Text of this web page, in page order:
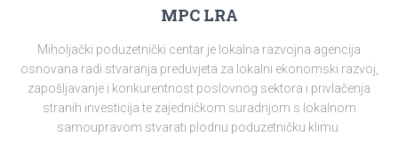
MPC LRA
Miholjački poduzetnički centar je lokalna razvojna agencija
osnovana radi stvaranja preduvjeta za lokalni ekonomski razvoj,
zapošljavanje i konkurentnost poslovnog sektora i privlačenja
stranih investicija te zajedničkom suradnjom s lokalnom
samoupravom stvarati plodnu poduzetničku klimu.